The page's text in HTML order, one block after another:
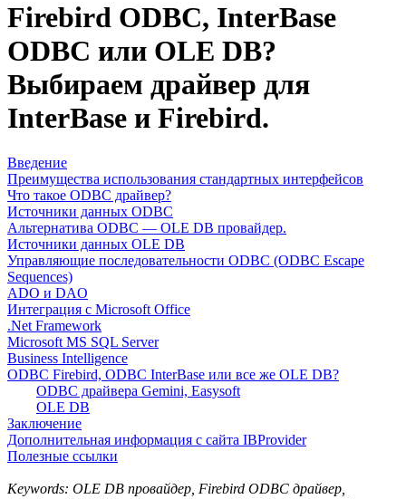
Firebird ODBC, InterBase
ODBC или OLE DB?
Выбираем драйвер для
InterBase и Firebird.
Введение
Преимущества использования стандартных интерфейсов
Что такое ODBC драйвер?
Источники данных ODBC
Альтернатива ODBC — OLE DB провайдер.
Источники данных OLE DB
Управляющие последовательности ODBC (ODBC Escape
Sequences)
ADO и DAO
Интеграция с Microsoft Office
.Net Framework
Microsoft MS SQL Server
Business Intelligence
ODBC Firebird, ODBC InterBase или все же OLE DB?
ODBC драйвера Gemini, Easysoft
OLE DB
Заключение
Дополнительная информация с сайта IBProvider
Полезные ссылки
Keywords: OLE DB провайдер, Firebird ODBC драйвер,